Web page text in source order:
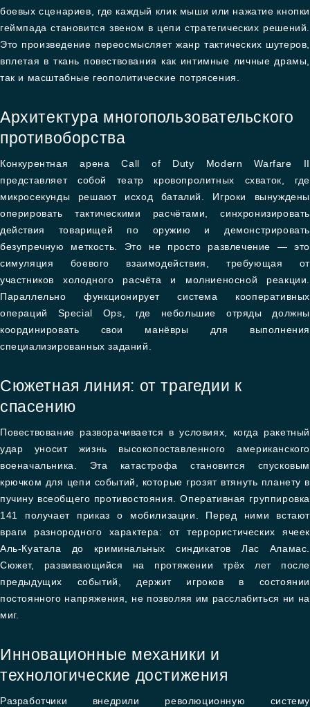
боевых сценариев, где каждый клик мыши или нажатие кнопки
геймпада становится звеном в цепи стратегических решений.
Это произведение переосмысляет жанр тактических шутеров,
вплетая в ткань повествования как интимные личные драмы,
так и масштабные геополитические потрясения.
Архитектура многопользовательского
противоборства
Конкурентная арена Call of Duty Modern Warfare II
представляет собой театр кровопролитных схваток, где
микросекунды решают исход баталий. Игроки вынуждены
оперировать тактическими расчётами, синхронизировать
действия товарищей по оружию и демонстрировать
безупречную меткость. Это не просто развлечение — это
симуляция боевого взаимодействия, требующая от
участников холодного расчёта и молниеносной реакции.
Параллельно функционирует система кооперативных
операций Special Ops, где небольшие отряды должны
координировать свои манёвры для выполнения
специализированных заданий.
Сюжетная линия: от трагедии к
спасению
Повествование разворачивается в условиях, когда ракетный
удар уносит жизнь высокопоставленного американского
военачальника. Эта катастрофа становится спусковым
крючком для цепи событий, которые грозят втянуть планету в
пучину всеобщего противостояния. Оперативная группировка
141 получает приказ о мобилизации. Перед ними встают
враги разнородного характера: от террористических ячеек
Аль-Куатала до криминальных синдикатов Лас Аламас.
Сюжет, развивающийся на протяжении трёх лет после
предыдущих событий, держит игроков в состоянии
постоянного напряжения, не позволяя им расслабиться ни на
миг.
Инновационные механики и
технологические достижения
Разработчики внедрили революционную систему